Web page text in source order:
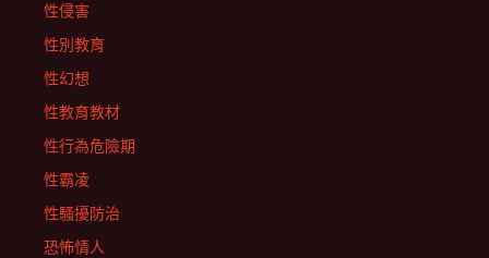
性侵害
性別教育
性幻想
性教育教材
性行為危險期
性霸凌
性騷擾防治
恐怖情人